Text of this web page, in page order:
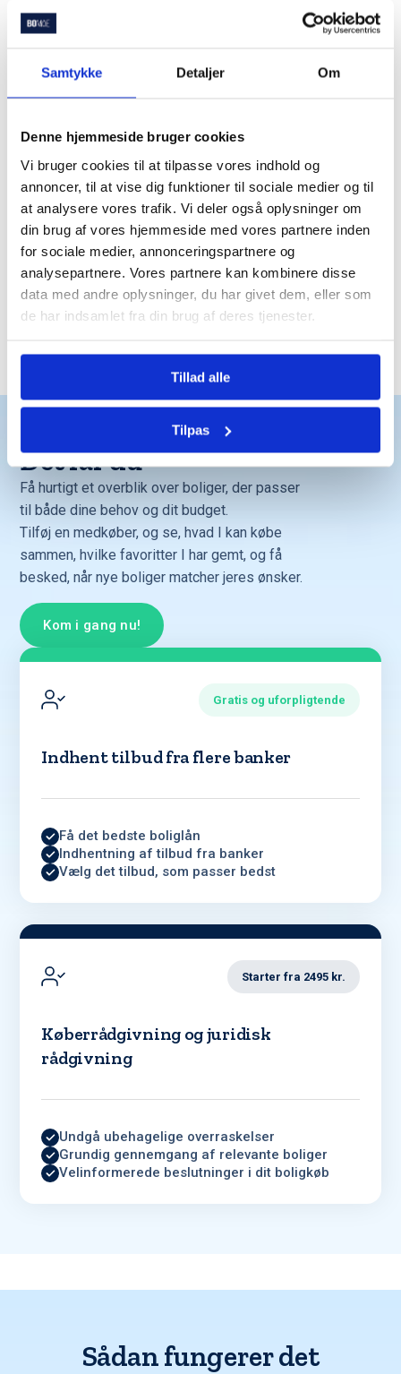
Samtykke Detaljer Om
Denne hjemmeside bruger cookies
Vi bruger cookies til at tilpasse vores indhold og
annoncer, til at vise dig funktioner til sociale medier og til
at analysere vores trafik. Vi deler også oplysninger om
din brug af vores hjemmeside med vores partnere inden
for sociale medier, annonceringspartnere og
analysepartnere. Vores partnere kan kombinere disse
data med andre oplysninger, du har givet dem, eller som
de har indsamlet fra din brug af deres tjenester.
Tillad alle
Tilpas
Du er langt fra den eneste
der bruger Bomae
Trustpilot
Det får du
Få hurtigt et overblik over boliger, der passer
til både dine behov og dit budget.
Tilføj en medkøber, og se, hvad I kan købe
sammen, hvilke favoritter I har gemt, og få
besked, når nye boliger matcher jeres ønsker.
Kom i gang nu!
Gratis og uforpligtende
Indhent tilbud fra flere banker
Få det bedste boliglån
Indhentning af tilbud fra banker
Vælg det tilbud, som passer bedst
Starter fra 2495 kr.
Køberrådgivning og juridisk
rådgivning
Undgå ubehagelige overraskelser
Grundig gennemgang af relevante boliger
Velinformerede beslutninger i dit boligkøb
Sådan fungerer det